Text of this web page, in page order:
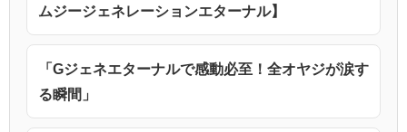
ムジージェネレーションエターナル】
「Gジェネエターナルで感動必至！全オヤジが涙す
る瞬間」